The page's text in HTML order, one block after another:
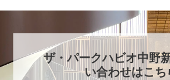
ザ・パークハビオ中野
い合わせはこち